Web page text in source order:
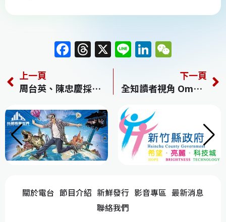
F
a
c
e
b
o
o
k
T
h
re
a
d
s
X Li
n
e
Li
n
k
e
dI
n
C
h
上一頁
周台英、陳忠慶採血研究 也領運發基金補助
下一頁
全知讀者視角 Omniscient Reader Viewpoint
關於電台 節目介紹 新鮮發行 影音專區 最新消息
聯絡我們